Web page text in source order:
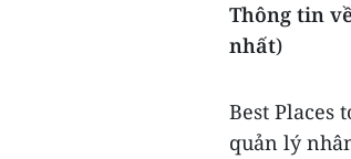
Thông tin
nhất)
Best Places
quản lý